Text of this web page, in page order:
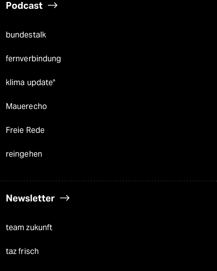
Podcast
bundestalk
fernverbindung
klima update°
Mauerecho
Freie Rede
reingehen
Newsletter
team zukunft
taz frisch